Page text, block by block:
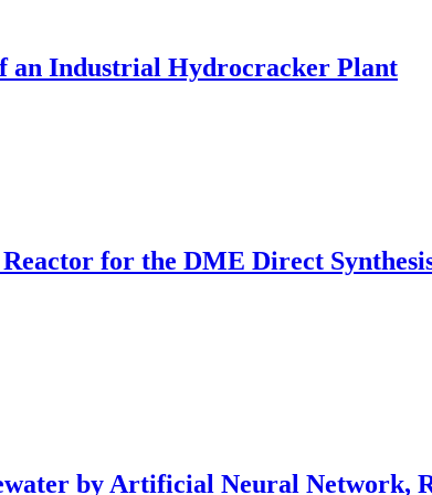
Industrial Hydrocracker Plant
for the DME Direct
by Artificial Neural Network,